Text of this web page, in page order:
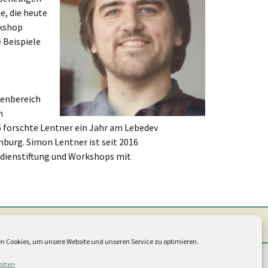
Cookies, um unsere Website und unseren Service zu optimieren.
München 2020
Berlin 2019
Düsseldorf 2018
Dresden 2017
Hamburg 2016
Braunschweig 2015
Regensburg 2022
Stralsund 2022
Weimar 2022
Jena 2019
Hamburg 2018
Erfurt 2018
die heute
Lentner ein Jahr am Lebedev
Simon Lentner ist seit 2016
und Workshops mit